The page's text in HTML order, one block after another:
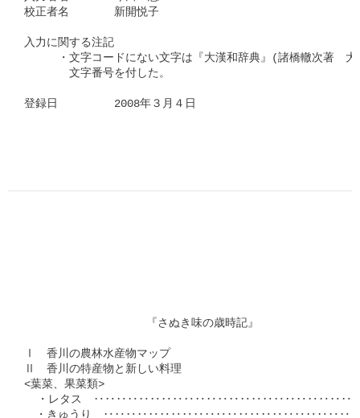
校正者名　　　　新開悦子
入力に関する注記
・文字コードにない文字は『大漢和辞典』(諸橋轍次著　大
文字番号を付した。
登録日　　　　　2008年３月４日
                   『さぬき味の歳時記』
Ⅰ　香川の農林水産物マップ　　　　　　　　　　　　　　　　
Ⅱ　香川の特産物と新しい料理
<葉菜、果菜類>
・レタス　‥‥‥‥‥‥‥‥‥‥‥‥‥‥‥‥‥‥‥‥‥‥‥‥‥
・きゅうり　